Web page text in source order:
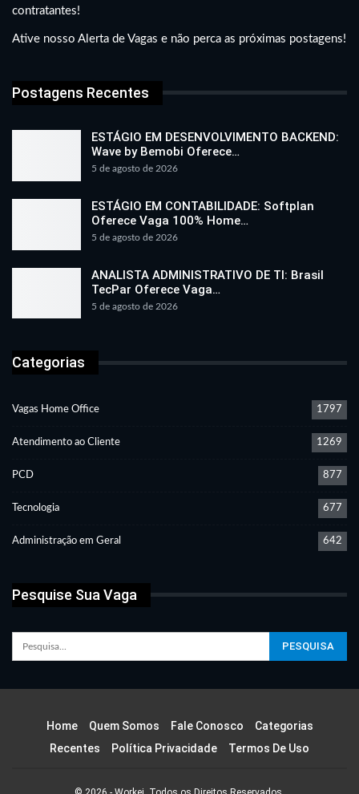
contratantes!
Ative nosso Alerta de Vagas e não perca as próximas postagens!
Postagens Recentes
ESTÁGIO EM DESENVOLVIMENTO BACKEND:
Wave by Bemobi Oferece…
5 de agosto de 2026
ESTÁGIO EM CONTABILIDADE: Softplan
Oferece Vaga 100% Home…
5 de agosto de 2026
ANALISTA ADMINISTRATIVO DE TI: Brasil
TecPar Oferece Vaga…
5 de agosto de 2026
Categorias
Vagas Home Office 1797
Atendimento ao Cliente 1269
PCD 877
Tecnologia 677
Administração em Geral 642
Pesquise Sua Vaga
Home Quem Somos Fale Conosco
Categorias
Recentes
Política Privacidade Termos De Uso